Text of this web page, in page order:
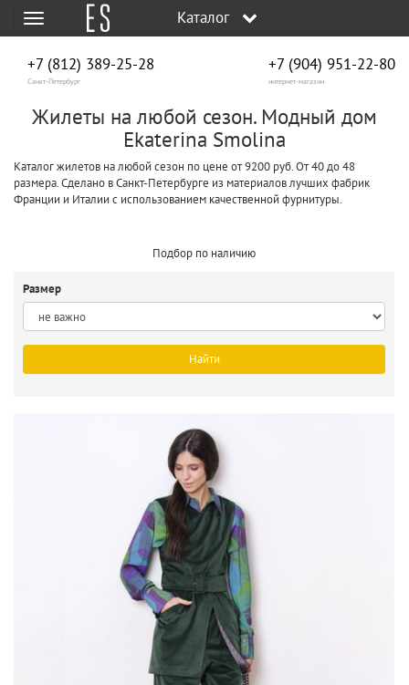
Меню Каталог
+7 (812) 389-25-28
Санкт-Петербург
+7 (904) 951‑22‑80
интернет-магазин
Жилеты на любой сезон. Модный дом
Ekaterina Smolina
Каталог жилетов на любой сезон по цене от 9200 руб. От 40 до 48
размера. Сделано в Санкт-Петербурге из материалов лучших фабрик
Франции и Италии с использованием качественной фурнитуры.
Подбор по наличию
Размер